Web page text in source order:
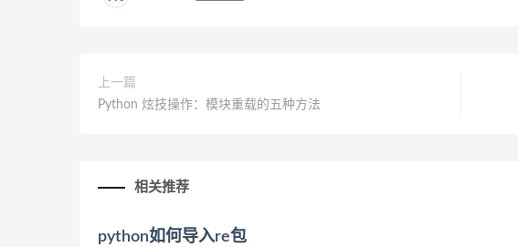
上一篇
Python 炫技操作：模块重载的五种方法
相关推荐
python如何导入re包